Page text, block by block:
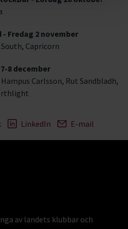
- Fredag 2 november
Capricorn
8 december
Carlsson, Rut Sandbladh,
LinkedIn E-mail
av landets klubbar och